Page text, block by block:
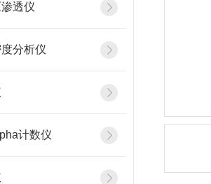
透仪
分析仪
计数仪